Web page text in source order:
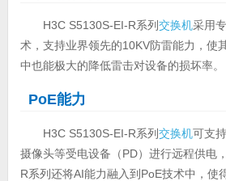
H3C S5130S-EI-R系列交换机采用
术，支持业界领先的10KV防雷能力，使
中也能极大的降低雷击对设备的损坏率。
PoE能力
H3C S5130S-EI-R系列交换机可支
摄像头等受电设备（PD）进行远程供电
R系列还将AI能力融入到PoE技术中，使